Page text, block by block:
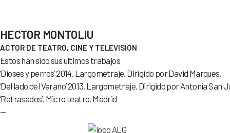
HECTOR MONTOLIU
ACTOR DE TEATRO, CINE Y TELEVISION
Estos han sido sus ultimos trabajos
‘Dioses y perros’ 2014. Largometraje. Dirigido por David Marques.
‘Del lado del Verano’ 2013. Largometraje. Dirigido por Antonia San
‘Retrasados’. Micro teatro. Madrid
—